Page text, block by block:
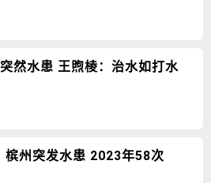
然水患 王煦棱：治水如打水
槟州突发水患 2023年58次